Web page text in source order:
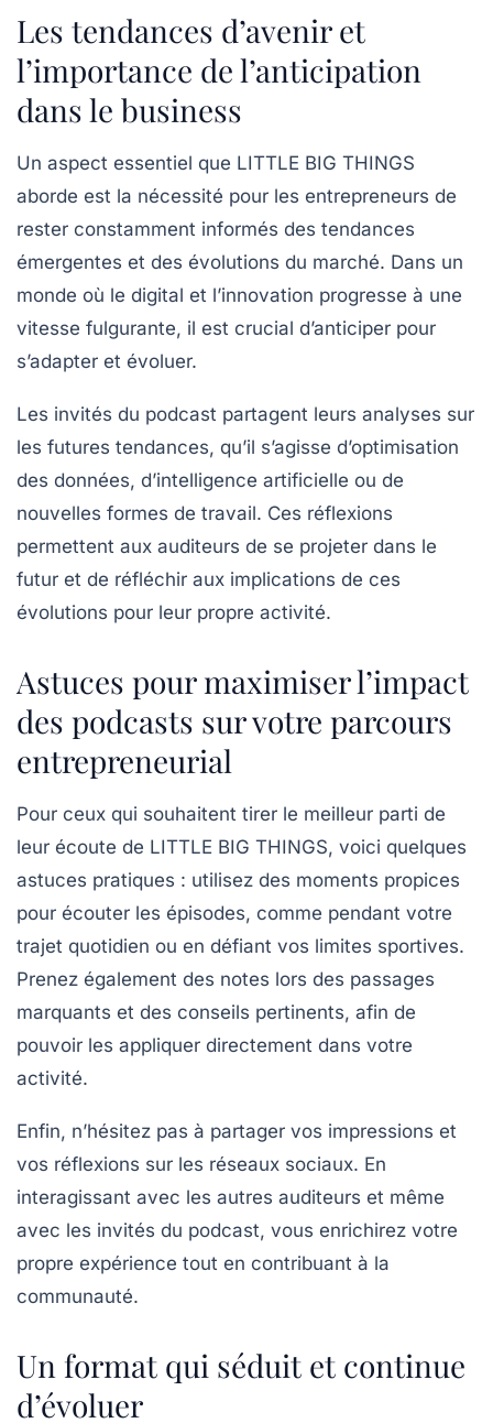
Les tendances d’avenir et
l’importance de l’anticipation
dans le business
Un aspect essentiel que LITTLE BIG THINGS
aborde est la nécessité pour les entrepreneurs de
rester constamment informés des tendances
émergentes et des évolutions du marché. Dans un
monde où le digital et l’innovation progresse à une
vitesse fulgurante, il est crucial d’anticiper pour
s’adapter et évoluer.
Les invités du podcast partagent leurs analyses sur
les futures tendances, qu’il s’agisse d’optimisation
des données, d’intelligence artificielle ou de
nouvelles formes de travail. Ces réflexions
permettent aux auditeurs de se projeter dans le
futur et de réfléchir aux implications de ces
évolutions pour leur propre activité.
Astuces pour maximiser l’impact
des podcasts sur votre parcours
entrepreneurial
Pour ceux qui souhaitent tirer le meilleur parti de
leur écoute de LITTLE BIG THINGS, voici quelques
astuces pratiques : utilisez des moments propices
pour écouter les épisodes, comme pendant votre
trajet quotidien ou en défiant vos limites sportives.
Prenez également des notes lors des passages
marquants et des conseils pertinents, afin de
pouvoir les appliquer directement dans votre
activité.
Enfin, n’hésitez pas à partager vos impressions et
vos réflexions sur les réseaux sociaux. En
interagissant avec les autres auditeurs et même
avec les invités du podcast, vous enrichirez votre
propre expérience tout en contribuant à la
communauté.
Un format qui séduit et continue
d’évoluer